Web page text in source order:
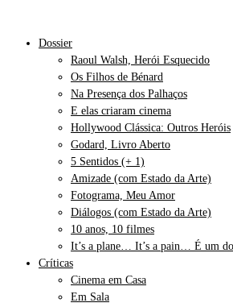
Dossier
Raoul Walsh, Herói Esquecido
Os Filhos de Bénard
Na Presença dos Palhaços
E elas criaram cinema
Hollywood Clássica: Outros Heróis
Godard, Livro Aberto
5 Sentidos (+ 1)
Amizade (com Estado da Arte)
Fotograma, Meu Amor
Diálogos (com Estado da Arte)
10 anos, 10 filmes
It’s a plane… It’s a pain… É um
Críticas
Cinema em Casa
Em Sala